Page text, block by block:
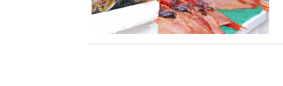
おいしい食べ方